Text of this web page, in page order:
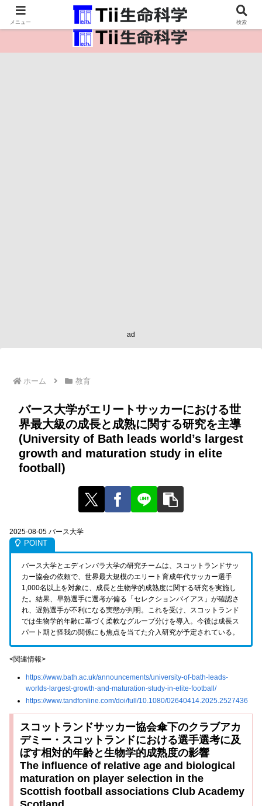
医療保健・生命・生物の情報インフラ。
ad
ホーム 教育
バース大学がエリートサッカーにおける世
界最大級の成長と成熟に関する研究を主導
(University of Bath leads world’s largest
growth and maturation study in elite
football)
2025-08-05 バース大学
バース大学とエディンバラ大学の研究チームは、スコットランドサッ
カー協会の依頼で、世界最大規模のエリート育成年代サッカー選手
1,000名以上を対象に、成長と生物学的成熟度に関する研究を実施し
た。結果、早熟選手に選考が偏る「セレクションバイアス」が確認さ
れ、遅熟選手が不利になる実態が判明。これを受け、スコットランド
では生物学的年齢に基づく柔軟なグループ分けを導入。今後は成長ス
パート期と怪我の関係にも焦点を当てた介入研究が予定されている。
<関連情報>
https://www.bath.ac.uk/announcements/university-of-bath-leads-
worlds-largest-growth-and-maturation-study-in-elite-football/
https://www.tandfonline.com/doi/full/10.1080/02640414.2025.2527436
スコットランドサッカー協会傘下のクラブアカ
デミー・スコットランドにおける選手選考に及
ぼす相対的年齢と生物学的成熟度の影響
The influence of relative age and biological
maturation on player selection in the
Scottish football associations Club Academy
メニュー 検索